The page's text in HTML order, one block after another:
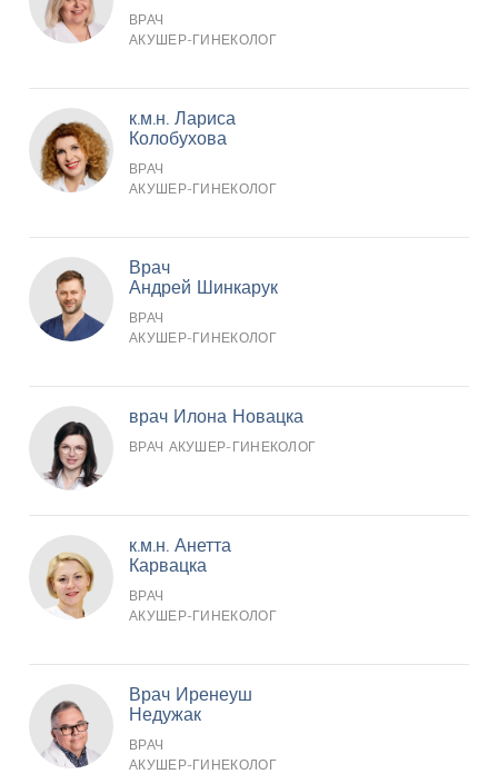
ВРАЧ
АКУШЕР-ГИНЕКОЛОГ
к.м.н. Лариса
Колобухова
ВРАЧ
АКУШЕР-ГИНЕКОЛОГ
Врач
Андрей Шинкарук
ВРАЧ
АКУШЕР-ГИНЕКОЛОГ
врач Илона Новацка
ВРАЧ АКУШЕР-ГИНЕКОЛОГ
к.м.н. Анетта
Карвацка
ВРАЧ
АКУШЕР-ГИНЕКОЛОГ
Врач Иренеуш
Недужак
ВРАЧ
АКУШЕР-ГИНЕКОЛОГ